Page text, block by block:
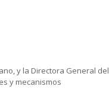
y la Directora General del
y mecanismos